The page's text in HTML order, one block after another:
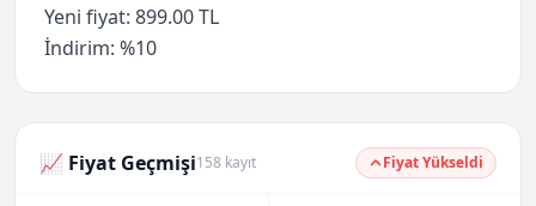
Yeni fiyat: 899.00 TL
İndirim: %10
📈 Fiyat Geçmişi158 kayıt Fiyat Yükseldi